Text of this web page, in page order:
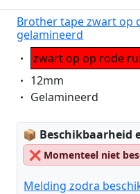
Brother tape zwart op
gelamineerd
Eigenschaft:
zwart op op rode
Eigenschaft:
12mm
Eigenschaft:
Gelamineerd
📦 Lagerstatus:
Beschikbaarheid
❌ Momenteel niet
Melding zodra